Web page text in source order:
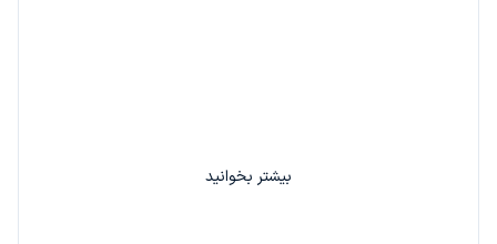
بیشتر بخوانید